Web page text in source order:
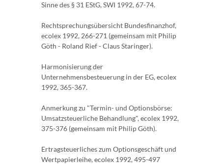
Sinne des § 31 EStG, SWI 1992, 67-74.
Rechtsprechungsübersicht Bundesfinanzhof,
ecolex 1992, 266-271 (gemeinsam mit Philip
Göth - Roland Rief - Claus Staringer).
Harmonisierung der
Unternehmensbesteuerung in der EG, ecolex
1992, 365-367.
Anmerkung zu "Termin- und Optionsbörse:
Umsatzsteuerliche Behandlung", ecolex 1992,
375-376 (gemeinsam mit Philip Göth).
Ertragsteuerliches zum Optionsgeschäft und
Wertpapierleihe, ecolex 1992, 495-497